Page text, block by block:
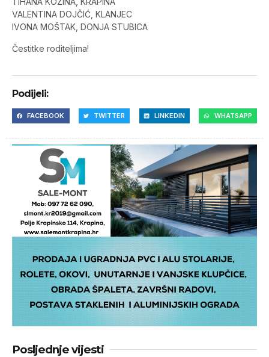
VALENTINA DOJČIĆ, KLANJEC
IVONA MOŠTAK, DONJA STUBICA
Čestitke roditeljima!
Podijeli:
FACEBOOK TWITTER LINKEDIN WHATSAPP
Posljednje vijesti